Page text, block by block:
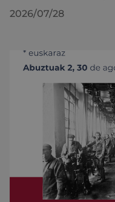
2026/07/28